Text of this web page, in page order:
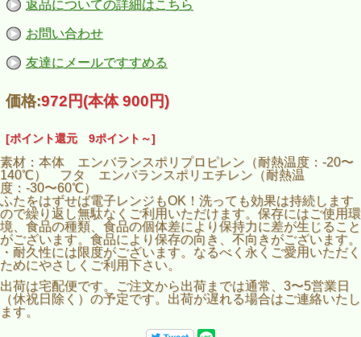
返品についての詳細はこちら
お問い合わせ
友達にメールですすめる
価格:972円(本体 900円)
[ポイント還元 9ポイント～]
素材：本体 エンバランスポリプロピレン（耐熱温度：-20〜
140℃） フタ エンバランスポリエチレン（耐熱温
度：-30〜60℃）
ふたをはずせば電子レンジもOK！洗っても効果は持続します
ので繰り返し無駄なくご利用いただけます。保存にはご使用環
境、食品の種類、食品の個体差により保持力に差が生じること
がございます。食品により保存の向き、不向きがございます。
・耐久性には限度がございます。なるべく永くご愛用いただく
ためにやさしくご利用下さい。
出荷は宅配便です。ご注文から出荷までは通常、3〜5営業日
（休祝日除く）の予定です。出荷が遅れる場合はご連絡いたし
ます。